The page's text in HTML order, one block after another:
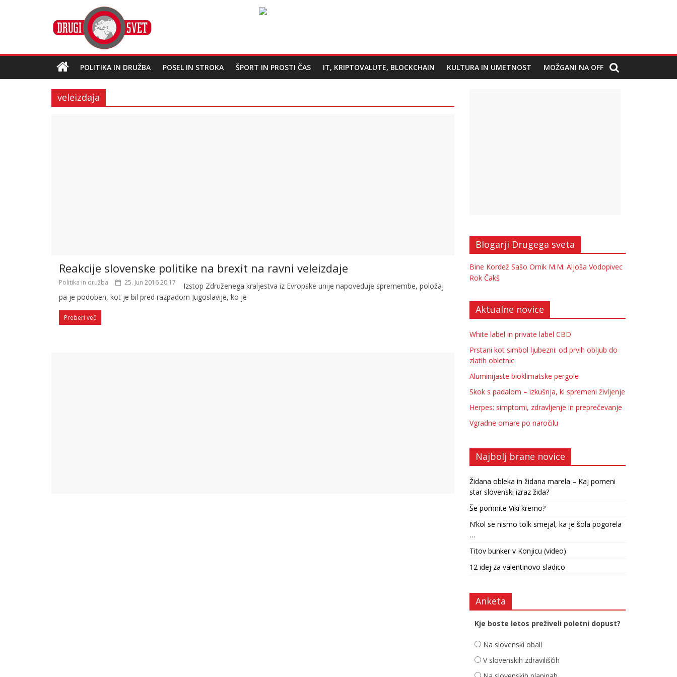
POLITIKA IN DRUŽBA POSEL IN STROKA ŠPORT IN PROSTI ČAS IT, KRIPTOVALUTE, BLOCKCHAIN KULTURA IN UMETNOST MOŽGANI NA OFF
veleizdaja
Reakcije slovenske politike na brexit na ravni veleizdaje
Politika in družba 25. Jun 2016 20:17
Izstop Združenega kraljestva iz Evropske unije napoveduje spremembe, položaj
pa je podoben, kot je bil pred razpadom Jugoslavije, ko je
Preberi več
Blogarji Drugega sveta
Bine Kordež Sašo Ornik M.M. Aljoša Vodopivec
Rok Čakš
Aktualne novice
White label in private label CBD
Prstani kot simbol ljubezni: od prvih obljub do
zlatih obletnic
Aluminijaste bioklimatske pergole
Skok s padalom – izkušnja, ki spremeni življenje
Herpes: simptomi, zdravljenje in preprečevanje
Vgradne omare po naročilu
Najbolj brane novice
Židana obleka in židana marela – Kaj pomeni
star slovenski izraz žida?
Še pomnite Viki kremo?
N’kol se nismo tolk smejal, ka je šola pogorela
…
Titov bunker v Konjicu (video)
12 idej za valentinovo sladico
Anketa
Kje boste letos preživeli poletni dopust?
Na slovenski obali
V slovenskih zdraviliščih